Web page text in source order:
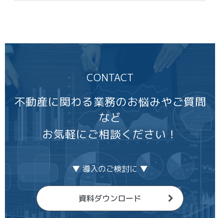
CONTACT
不動産に関わる業務のお悩みやご質問
など
お気軽にご相談ください！
▼ 導入のご検討に ▼
資料ダウンロード